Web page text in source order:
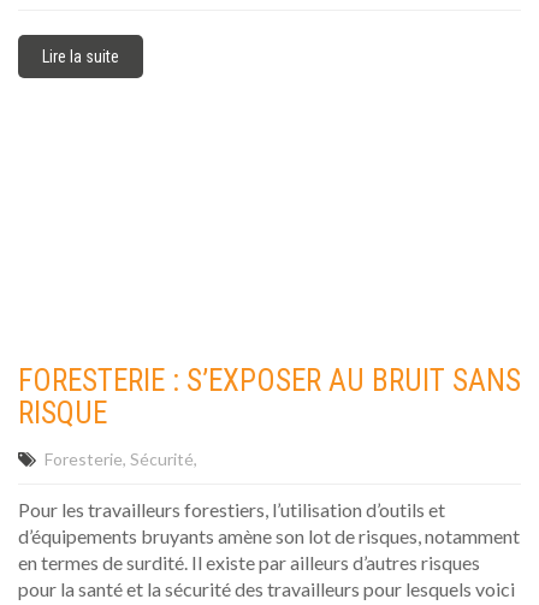
Lire la suite
FORESTERIE : S’EXPOSER AU BRUIT SANS
RISQUE
Foresterie Sécurité
Pour les travailleurs forestiers, l’utilisation d’outils et
d’équipements bruyants amène son lot de risques, notamment
en termes de surdité. Il existe par ailleurs d’autres risques
pour la santé et la sécurité des travailleurs pour lesquels voici